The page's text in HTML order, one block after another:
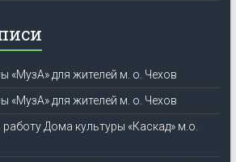
«МузА» для жителей м. о. Чехов
«МузА» для жителей м. о. Чехов
Дома культуры «Каскад» м.о.